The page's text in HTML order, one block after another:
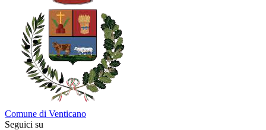
Comune di Venticano
Seguici su